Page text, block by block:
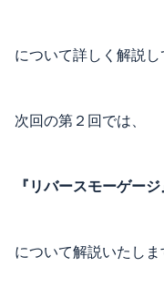
について詳しく解説し
次回の第２回では、
『リバースモーゲージ
について解説いたしま